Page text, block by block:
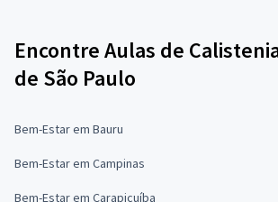
Encontre Aulas de
de São Paulo
Bem-Estar em Bauru
Bem-Estar em Campinas
Bem-Estar em Carapicuíba